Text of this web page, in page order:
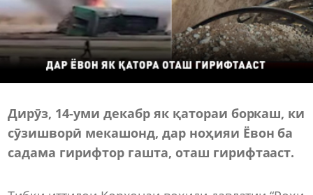
Дирӯз, 14-уми декабр як қатораи боркаш, ки
сӯзишворӣ мекашонд, дар ноҳияи Ёвон ба
садама гирифтор гашта, оташ гирифтааст.